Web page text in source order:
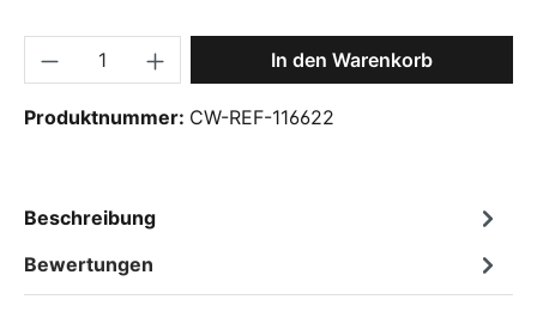
Produkt Anzahl: Gib den gewünschten
In den Warenkorb
Produktnummer: CW-REF-116622
Beschreibung
Bewertungen